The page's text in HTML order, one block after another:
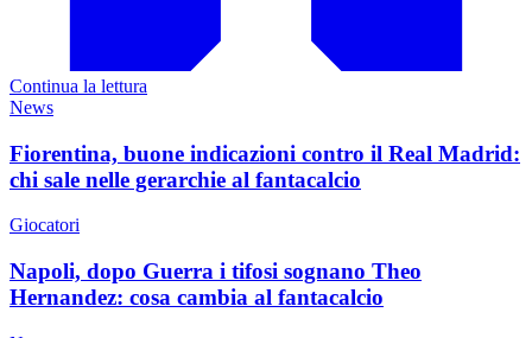
Continua la lettura
News
Fiorentina, buone indicazioni contro il Real Madrid:
chi sale nelle gerarchie al fantacalcio
Giocatori
Napoli, dopo Guerra i tifosi sognano Theo
Hernandez: cosa cambia al fantacalcio